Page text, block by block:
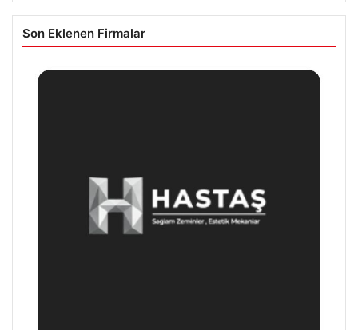
Son Eklenen Firmalar